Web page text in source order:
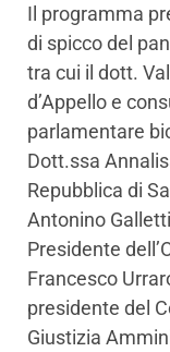
Il programma
di spicco del
tra cui il dott.
d’Appello e
parlamentare
Dott.ssa
Repubblica di
Antonino
Presidente
Francesco
presidente del
Giustizia